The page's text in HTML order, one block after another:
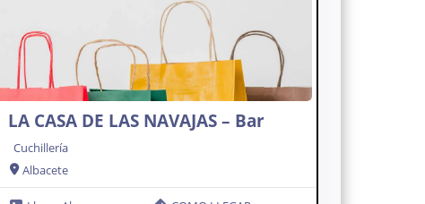
LA CASA DE LAS NAVAJAS – Bar
Cuchillería
Albacete